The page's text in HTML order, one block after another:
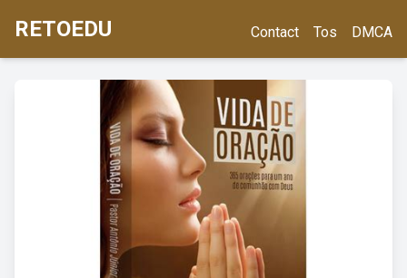
RETOEDU Contact Tos DMCA